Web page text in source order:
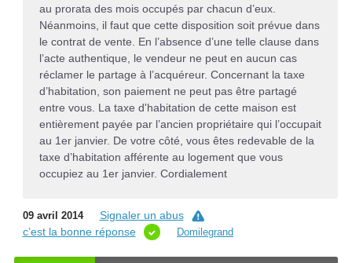
au prorata des mois occupés par chacun d’eux.
Néanmoins, il faut que cette disposition soit prévue dans
le contrat de vente. En l’absence d’une telle clause dans
l’acte authentique, le vendeur ne peut en aucun cas
réclamer le partage à l’acquéreur. Concernant la taxe
d’habitation, son paiement ne peut pas être partagé
entre vous. La taxe d'habitation de cette maison est
entièrement payée par l’ancien propriétaire qui l’occupait
au 1er janvier. De votre côté, vous êtes redevable de la
taxe d’habitation afférente au logement que vous
occupiez au 1er janvier. Cordialement
09 avril 2014
Signaler un abus
c’est la bonne réponse
Domilegrand